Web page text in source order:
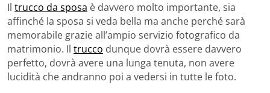
Il trucco da sposa è davvero molto importante, sia
affinché la sposa si veda bella ma anche perché sarà
memorabile grazie all’ampio servizio fotografico da
matrimonio. Il trucco dunque dovrà essere davvero
perfetto, dovrà avere una lunga tenuta, non avere
lucidità che andranno poi a vedersi in tutte le foto.